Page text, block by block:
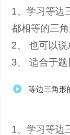
1、学习等
都相等的三
2、 也可以
3、 适合于
等边三角形
1、学习等边